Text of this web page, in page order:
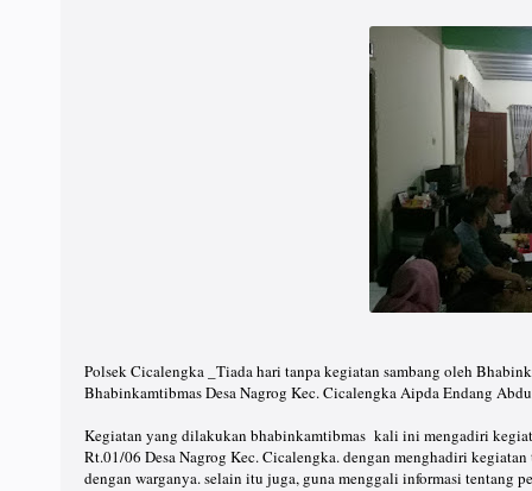
Polsek Cicalengka _Tiada hari tanpa kegiatan sambang oleh
Bhabinkamtibmas Desa Nagrog Kec. Cicalengka Aipda Endang
Kegiatan yang dilakukan bhabinkamtibmas kali ini mengadiri
Rt.01/06 Desa Nagrog Kec. Cicalengka. dengan menghadiri
dengan warganya. selain itu juga, guna menggali informasi tentang